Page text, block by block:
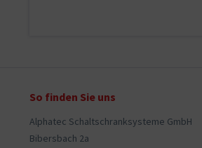
So finden Sie uns
Alphatec Schaltschranksysteme GmbH
Bibersbach 2a